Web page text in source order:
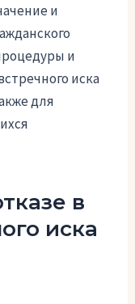
и
и
иска
для
в
иска